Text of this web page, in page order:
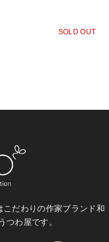
SOLD OUT
こだわりの作家ブランド和
つわ屋です。